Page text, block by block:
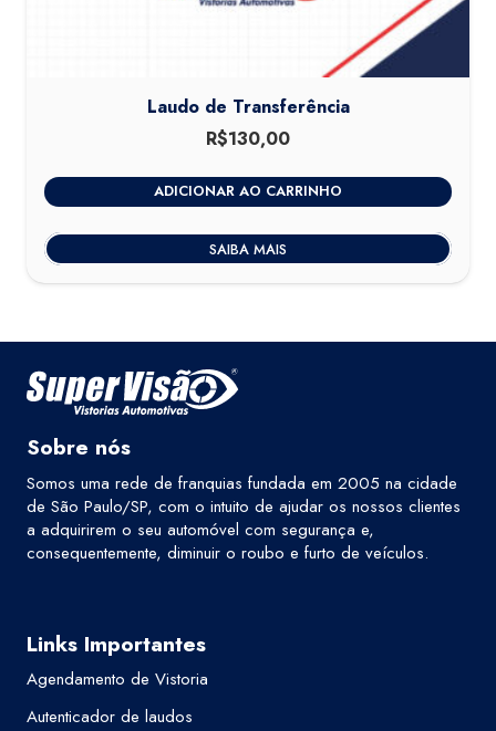
Laudo de Transferência
R$130,00
ADICIONAR AO CARRINHO
SAIBA MAIS
Sobre nós
Somos uma rede de franquias fundada em 2005 na cidade
de São Paulo/SP, com o intuito de ajudar os nossos clientes
a adquirirem o seu automóvel com segurança e,
consequentemente, diminuir o roubo e furto de veículos.
Links Importantes
Agendamento de Vistoria
Autenticador de laudos